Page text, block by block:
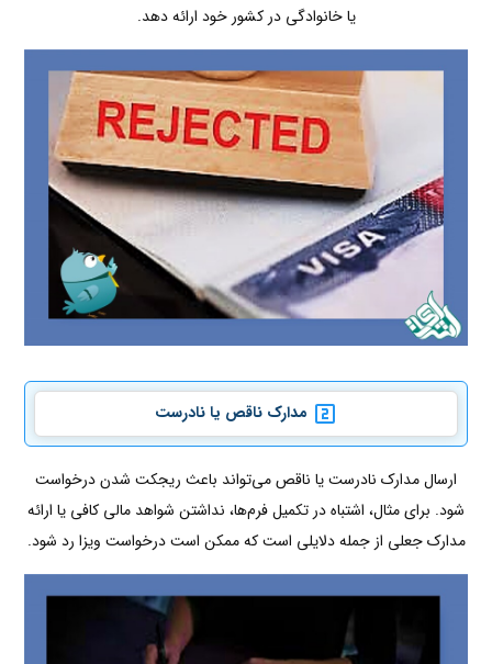
یا خانوادگی در کشور خود ارائه دهد.
مدارک ناقص یا نادرست
ارسال مدارک نادرست یا ناقص می‌تواند باعث ریجکت شدن درخواست
شود. برای مثال، اشتباه در تکمیل فرم‌ها، نداشتن شواهد مالی کافی یا ارائه
مدارک جعلی از جمله دلایلی است که ممکن است درخواست ویزا رد شود.